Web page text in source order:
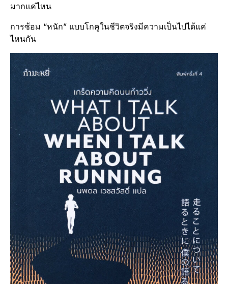
มากแค่ไหน
การซ้อม “หนัก” แบบโกคูในชีวิตจริงมีความเป็นไปได้แค่
ไหนกัน